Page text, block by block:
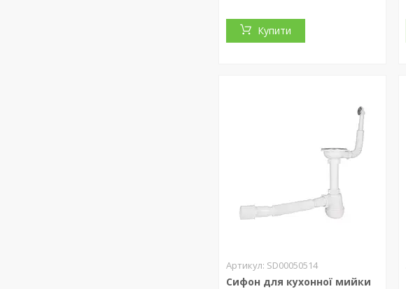
Купити
SD00050514
Сифон для кухонної мийки